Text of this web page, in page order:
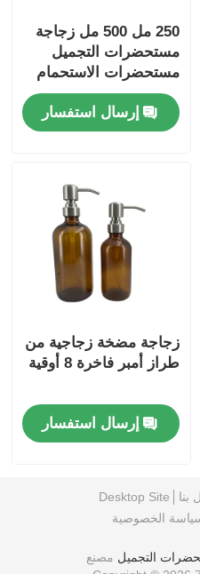
250 مل 500 مل زجاجة
مستحضرات التجميل
مستحضرات الاستحمام
الشفافة قابلة للتخصيص
زجاجة مستحضرات
الاستحمام مع رؤوس
إرسال استفسار
زجاجة مضخة زجاجية من
طراز أمبر فاخرة 8 أوقية
إرسال استفسار
بنا
Desktop Site
الخصوصية
التجميل مصنع